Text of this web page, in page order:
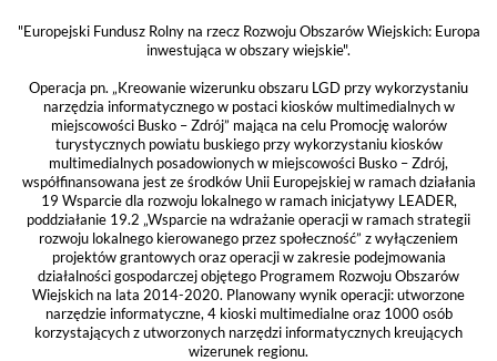
"Europejski Fundusz Rolny na rzecz Rozwoju Obszarów Wiejskich: Europa
inwestująca w obszary wiejskie".
Operacja pn. „Kreowanie wizerunku obszaru LGD przy wykorzystaniu
narzędzia informatycznego w postaci kiosków multimedialnych w
miejscowości Busko – Zdrój” mająca na celu Promocję walorów
turystycznych powiatu buskiego przy wykorzystaniu kiosków
multimedialnych posadowionych w miejscowości Busko – Zdrój,
współfinansowana jest ze środków Unii Europejskiej w ramach działania
19 Wsparcie dla rozwoju lokalnego w ramach inicjatywy LEADER,
poddziałanie 19.2 „Wsparcie na wdrażanie operacji w ramach strategii
rozwoju lokalnego kierowanego przez społeczność” z wyłączeniem
projektów grantowych oraz operacji w zakresie podejmowania
działalności gospodarczej objętego Programem Rozwoju Obszarów
Wiejskich na lata 2014-2020. Planowany wynik operacji: utworzone
narzędzie informatyczne, 4 kioski multimedialne oraz 1000 osób
korzystających z utworzonych narzędzi informatycznych kreujących
wizerunek regionu.